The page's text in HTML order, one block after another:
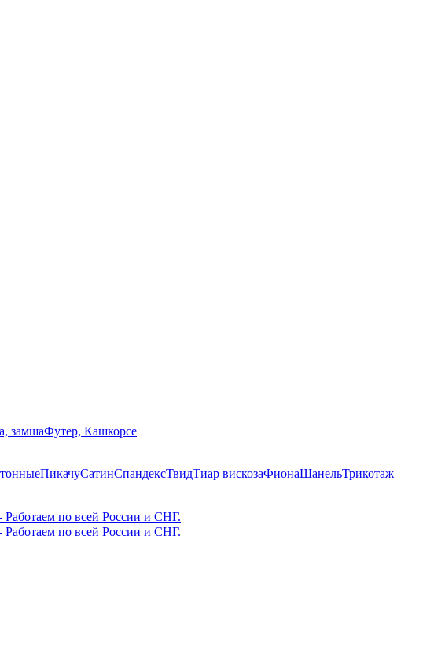
замшаФутер, Кашкорсе
ПикачуСатинСпандексТвидТиар вискозаФионаШанельТрикотаж